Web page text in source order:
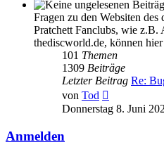
Fragen zu den Websiten des
Pratchett Fanclubs, wie
thediscworld.de, können
101 Themen
1309 Beiträge
Letzter Beitrag Re:
von Tod
Beitrag
Donnerstag 8. Juni
Anmelden